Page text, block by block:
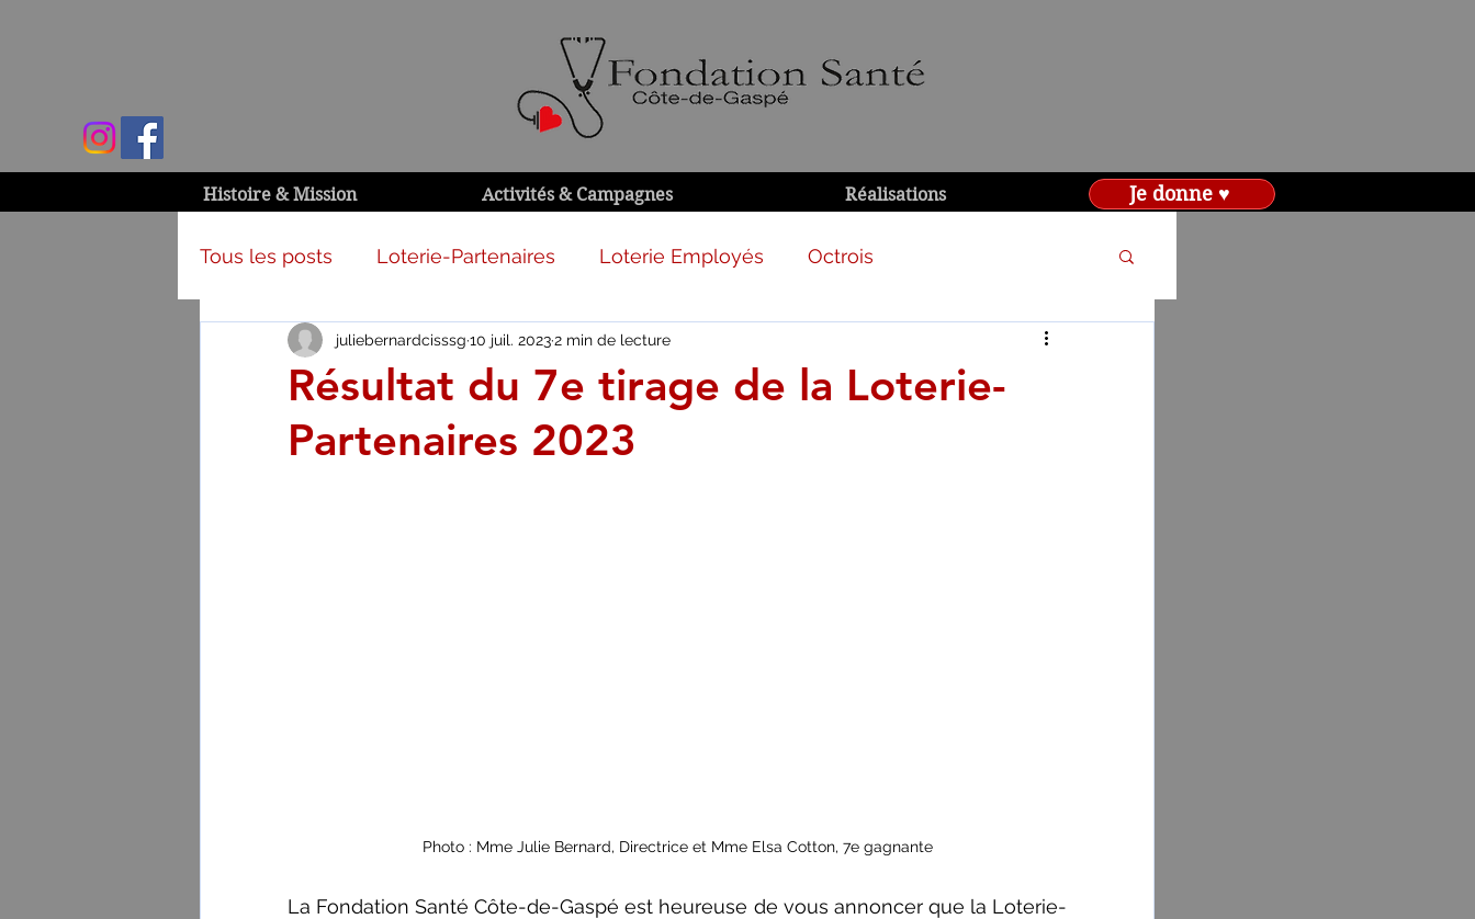
Histoire & Mission Activités & Campagnes Réalisations Je donne ♥
Tous les posts Loterie-Partenaires Loterie Employés Octrois
Activités et campagnes
Résultat du 7e tirage de la Loterie-
Partenaires 2023
juliebernardcisssg 10 juil. 20232 min de lecture
Photo : Mme Julie Bernard, Directrice et Mme Elsa Cotton, 7e gagnante
La Fondation Santé Côte-de-Gaspé est heureuse de vous annoncer que la Loterie-